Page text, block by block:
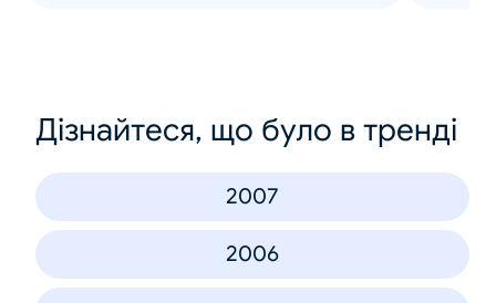
Дізнайтеся, що було в тренді
2007
2006